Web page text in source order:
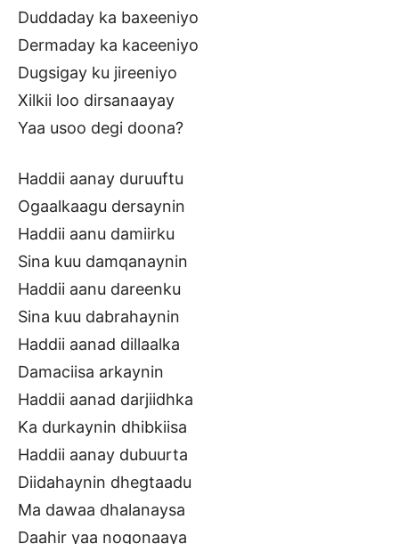
Duddaday ka baxeeniyo
Dermaday ka kaceeniyo
Dugsigay ku jireeniyo
Xilkii loo dirsanaayay
Yaa usoo degi doona?
Haddii aanay duruuftu
Ogaalkaagu dersaynin
Haddii aanu damiirku
Sina kuu damqanaynin
Haddii aanu dareenku
Sina kuu dabrahaynin
Haddii aanad dillaalka
Damaciisa arkaynin
Haddii aanad darjiidhka
Ka durkaynin dhibkiisa
Haddii aanay dubuurta
Diidahaynin dhegtaadu
Ma dawaa dhalanaysa
Daahir yaa noqonaaya